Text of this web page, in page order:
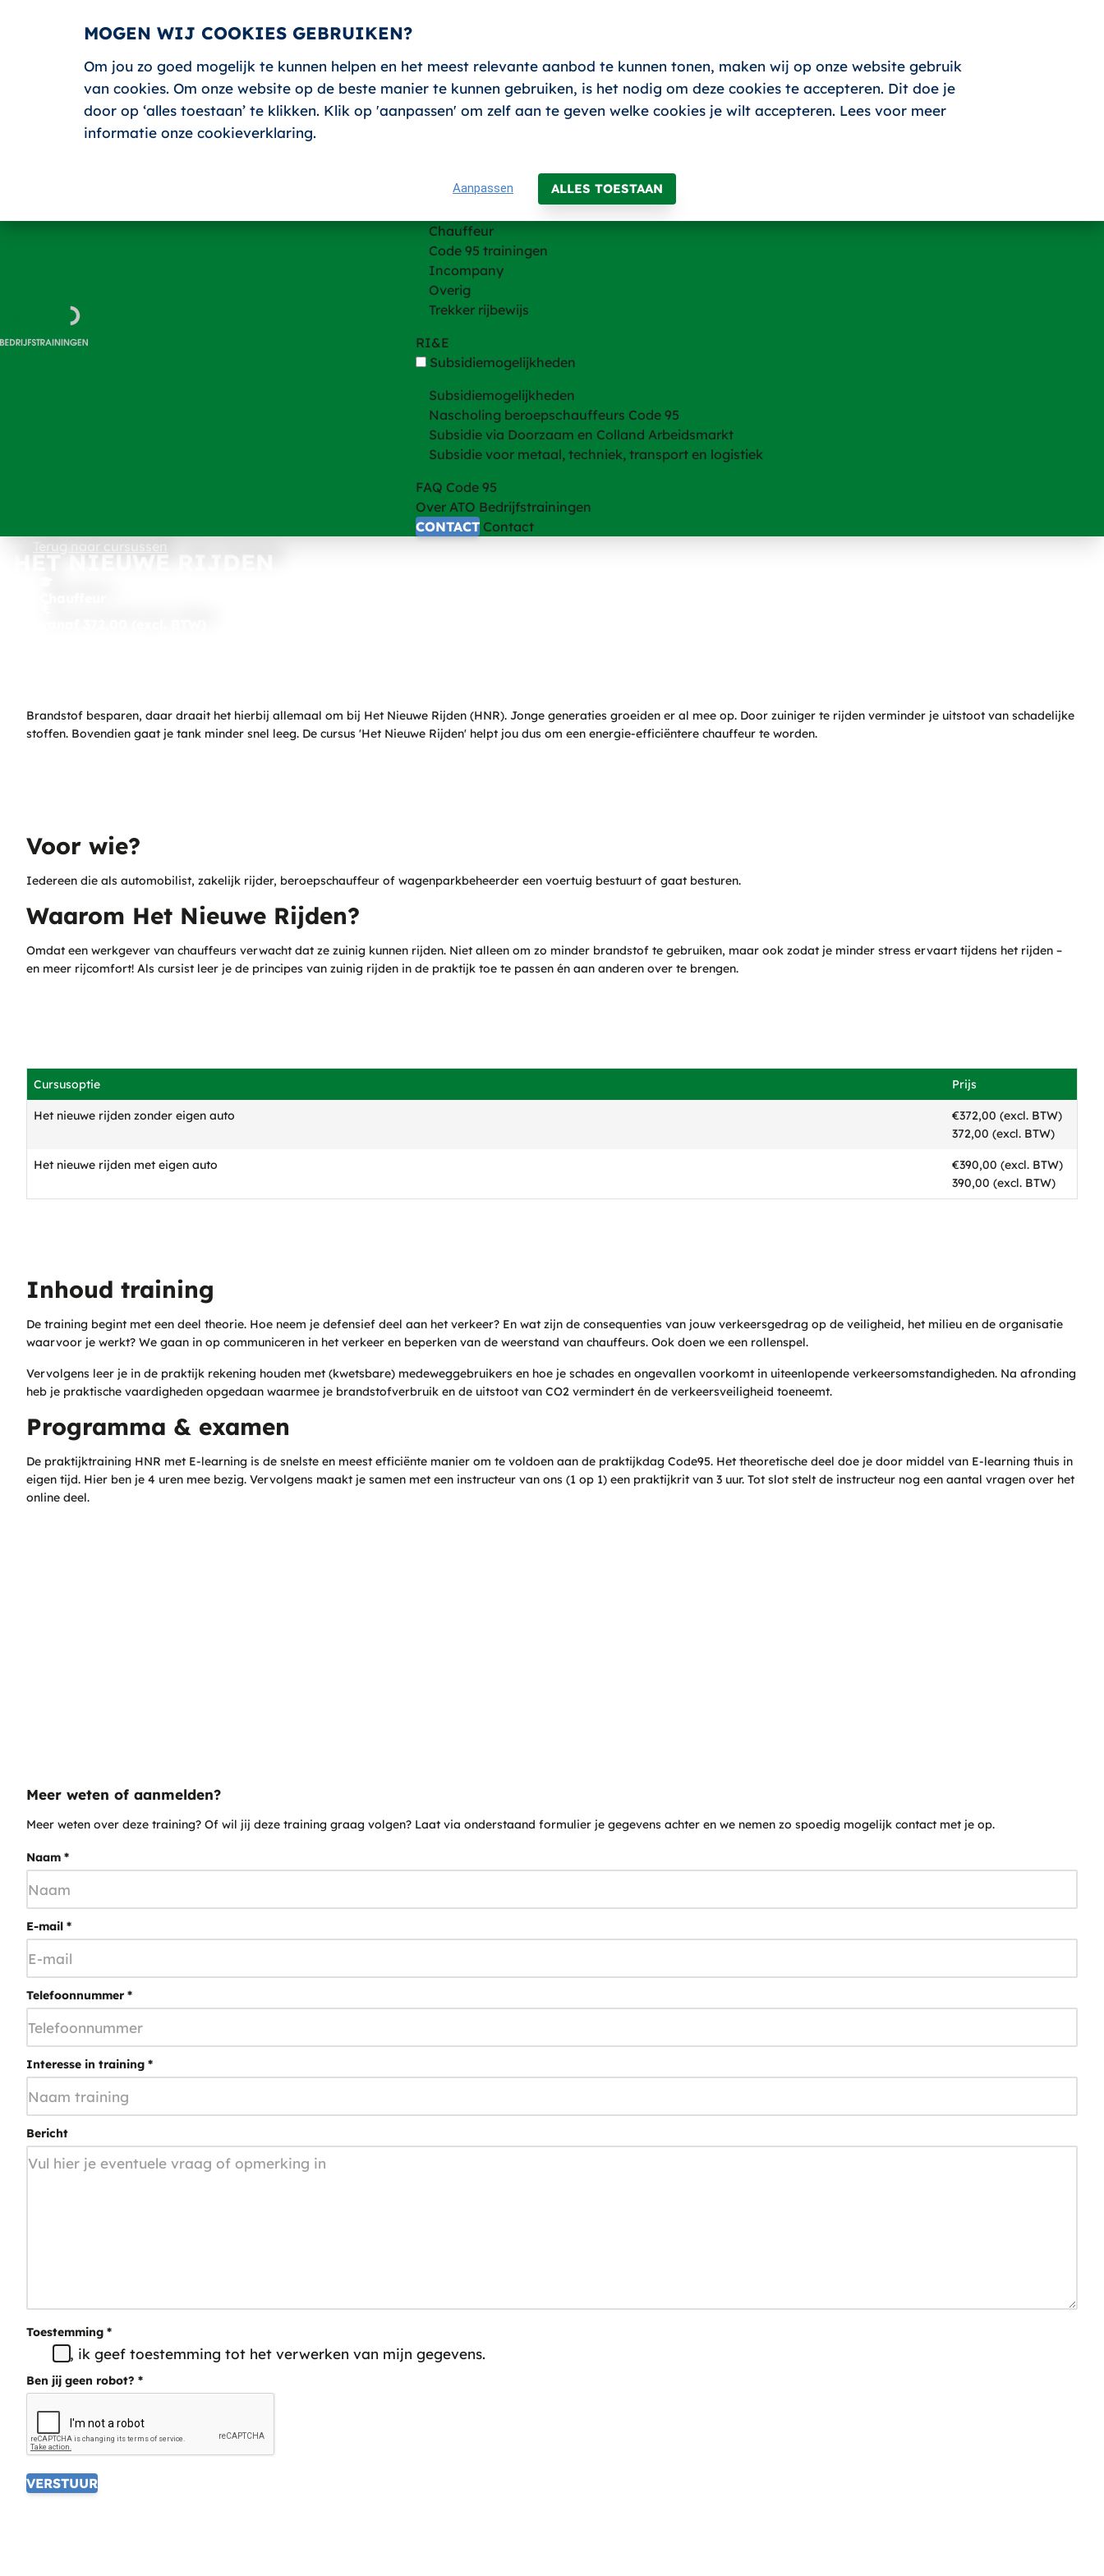
MOGEN WIJ COOKIES GEBRUIKEN?
Om jou zo goed mogelijk te kunnen helpen en het meest relevante aanbod te kunnen tonen, maken wij op onze website gebruik
van cookies. Om onze website op de beste manier te kunnen gebruiken, is het nodig om deze cookies te accepteren. Dit doe je
door op ‘alles toestaan’ te klikken. Klik op 'aanpassen' om zelf aan te geven welke cookies je wilt accepteren. Lees voor meer
informatie onze cookieverklaring.
Aanpassen ALLES TOESTAAN
Trainingen
VCA
Chauffeur
Code 95 trainingen
Incompany
Overig
Trekker rijbewijs
RI&E
Subsidiemogelijkheden
Subsidiemogelijkheden
Nascholing beroepschauffeurs Code 95
Subsidie via Doorzaam en Colland Arbeidsmarkt
Subsidie voor metaal, techniek, transport en logistiek
FAQ Code 95
Over ATO Bedrijfstrainingen
CONTACT Contact
Terug naar cursussen
HET NIEUWE RIJDEN
Brandstof besparen, daar draait het hierbij allemaal om bij Het Nieuwe Rijden (HNR). Jonge generaties groeiden er al mee op. Door zuiniger te rijden verminder je uitstoot van schadelijke
stoffen. Bovendien gaat je tank minder snel leeg. De cursus 'Het Nieuwe Rijden' helpt jou dus om een energie-efficiëntere chauffeur te worden.
Voor wie?
Iedereen die als automobilist, zakelijk rijder, beroepschauffeur of wagenparkbeheerder een voertuig bestuurt of gaat besturen.
Waarom Het Nieuwe Rijden?
Omdat een werkgever van chauffeurs verwacht dat ze zuinig kunnen rijden. Niet alleen om zo minder brandstof te gebruiken, maar ook zodat je minder stress ervaart tijdens het rijden –
en meer rijcomfort! Als cursist leer je de principes van zuinig rijden in de praktijk toe te passen én aan anderen over te brengen.
Cursusoptie Prijs
Het nieuwe rijden zonder eigen auto
€372,00 (excl. BTW)
372,00 (excl. BTW)
Het nieuwe rijden met eigen auto
€390,00 (excl. BTW)
390,00 (excl. BTW)
Inhoud training
De training begint met een deel theorie. Hoe neem je defensief deel aan het verkeer? En wat zijn de consequenties van jouw verkeersgedrag op de veiligheid, het milieu en de organisatie
waarvoor je werkt? We gaan in op communiceren in het verkeer en beperken van de weerstand van chauffeurs. Ook doen we een rollenspel.
Vervolgens leer je in de praktijk rekening houden met (kwetsbare) medeweggebruikers en hoe je schades en ongevallen voorkomt in uiteenlopende verkeersomstandigheden. Na afronding
heb je praktische vaardigheden opgedaan waarmee je brandstofverbruik en de uitstoot van CO2 vermindert én de verkeersveiligheid toeneemt.
Programma & examen
De praktijktraining HNR met E-learning is de snelste en meest efficiënte manier om te voldoen aan de praktijkdag Code95. Het theoretische deel doe je door middel van E-learning thuis in
eigen tijd. Hier ben je 4 uren mee bezig. Vervolgens maakt je samen met een instructeur van ons (1 op 1) een praktijkrit van 3 uur. Tot slot stelt de instructeur nog een aantal vragen over het
online deel.
Meer weten of aanmelden?
Meer weten over deze training? Of wil jij deze training graag volgen? Laat via onderstaand formulier je gegevens achter en we nemen zo spoedig mogelijk contact met je op.
Naam *
E-mail *
Telefoonnummer *
Interesse in training *
Bericht
Toestemming *
Ja, ik geef toestemming tot het verwerken van mijn gegevens.
Ben jij geen robot? *
VERSTUUR